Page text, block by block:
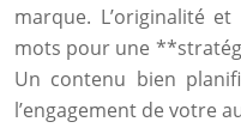
marque. L’originalité
mots pour une
Un contenu bien
l’engagement de votre